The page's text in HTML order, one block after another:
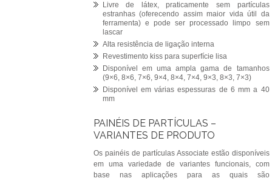
Livre de látex, praticamente sem partículas
estranhas (oferecendo assim maior vida útil da
ferramenta) e pode ser processado limpo sem
lascar
Alta resistência de ligação interna
Revestimento kiss para superfície lisa
Disponível em uma ampla gama de tamanhos
(9×6, 8×6, 7×6, 9×4, 8×4, 7×4, 9×3, 8×3, 7×3)
Disponível em várias espessuras de 6 mm a 40
mm
PAINÉIS DE PARTÍCULAS –
VARIANTES DE PRODUTO
Os painéis de partículas Associate estão disponíveis
em uma variedade de variantes funcionais, com
base nas aplicações para as quais são